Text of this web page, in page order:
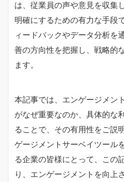
は、従業員の声や意見を収集
明確にするための有力な手段
ィードバックやデータ分析を
善の方向性を把握し、戦略的
ます。
本記事では、エンゲージメン
がなぜ重要なのか、具体的な
ることで、その有用性をご説
ゲージメントサーベイツール
る企業の皆様にとって、この
り、エンゲージメントを向上